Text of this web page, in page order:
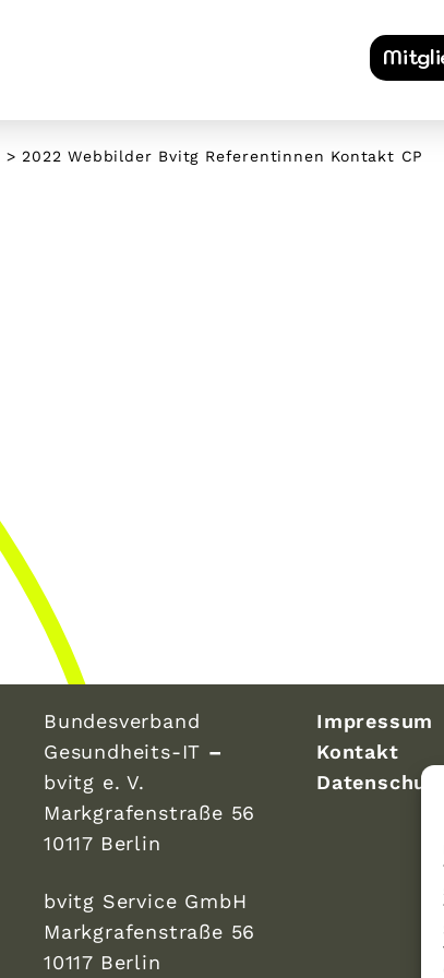
>2022 Webbilder Bvitg Referentinnen Kontakt CP
Bundesverband
Gesundheits-IT –
bvitg e. V.
Markgrafenstraße 56
10117 Berlin
bvitg Service GmbH
Markgrafenstraße 56
10117 Berlin
Impressum
Kontakt
Datenschutz